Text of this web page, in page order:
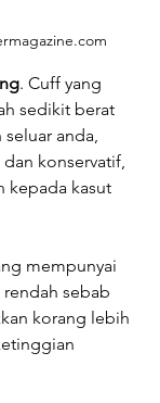
. Cuff yang
sedikit berat
anda,
konservatif,
kepada kasut
mempunyai
sebab
korang lebih